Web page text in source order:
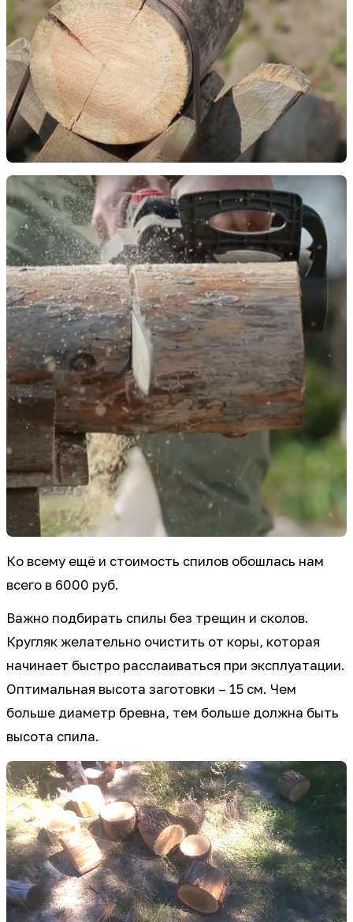
Ко всему ещё и стоимость спилов обошлась нам
всего в 6000 руб.
Важно подбирать спилы без трещин и сколов.
Кругляк желательно очистить от коры, которая
начинает быстро расслаиваться при эксплуатации.
Оптимальная высота заготовки – 15 см. Чем
больше диаметр бревна, тем больше должна быть
высота спила.